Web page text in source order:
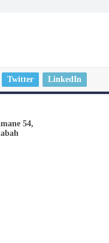
Twitter LinkedIn
54,